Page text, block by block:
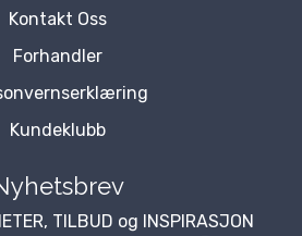
Kontakt Oss
Forhandler
Kundeklubb
TILBUD og INSPIRASJON